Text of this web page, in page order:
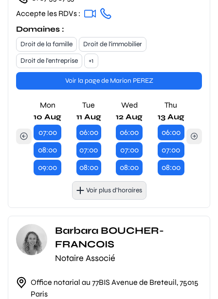
Accepte les RDVs :
Domaines :
Droit de la famille
Droit de l'immobilier
Droit de l'entreprise
+1
Voir la page de Marion PEREZ
Mon
10 Aug
07:00
08:00
09:00
Tue
11 Aug
06:00
07:00
08:00
Wed
12 Aug
06:00
07:00
08:00
Thu
13 Aug
06:00
07:00
08:00
Voir plus d’horaires
Barbara BOUCHER-
FRANCOIS
Notaire Associé
Office notarial au 77BIS Avenue de Breteuil, 75015
Paris